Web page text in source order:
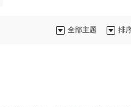
排
全部主题